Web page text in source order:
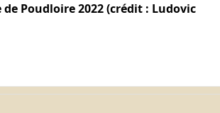
de Poudloire 2022 (crédit : Ludovic